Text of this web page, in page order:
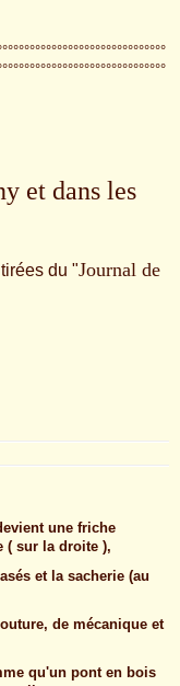
dans les
du "Journal de
une friche
( sur la droite ),
et la sacherie (au
de mécanique et
qu'un pont en bois